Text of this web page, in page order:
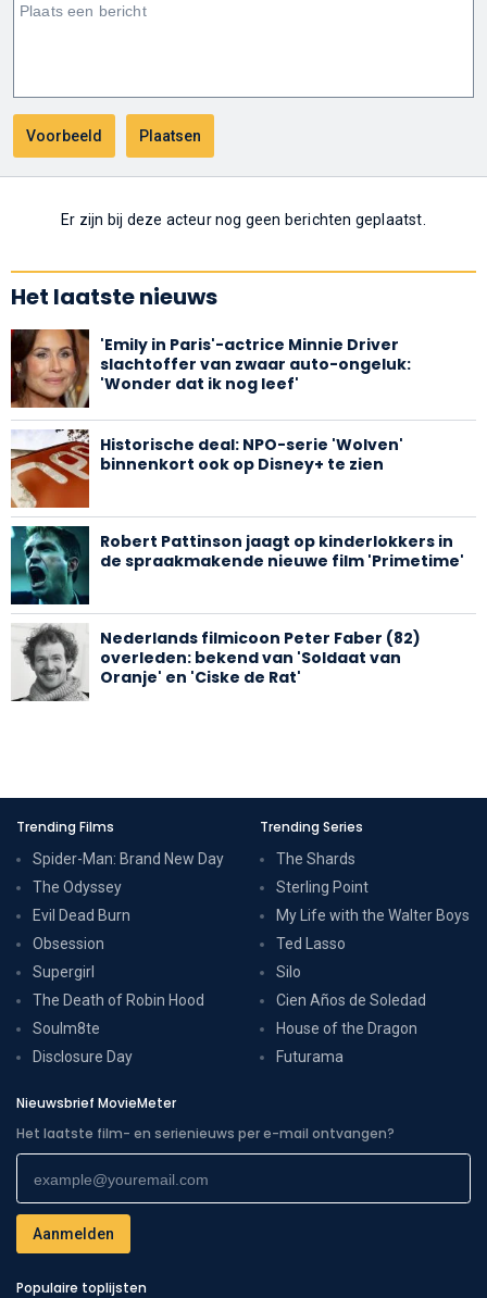
Er zijn bij deze acteur nog geen berichten geplaatst.
Het laatste nieuws
'Emily in Paris'-actrice Minnie Driver
slachtoffer van zwaar auto-ongeluk:
'Wonder dat ik nog leef'
Historische deal: NPO-serie 'Wolven'
binnenkort ook op Disney+ te zien
Robert Pattinson jaagt op kinderlokkers in
de spraakmakende nieuwe film 'Primetime'
Nederlands filmicoon Peter Faber (82)
overleden: bekend van 'Soldaat van
Oranje' en 'Ciske de Rat'
Trending Films
Spider-Man: Brand New Day
The Odyssey
Evil Dead Burn
Obsession
Supergirl
The Death of Robin Hood
Soulm8te
Disclosure Day
Trending Series
The Shards
Sterling Point
My Life with the Walter Boys
Ted Lasso
Silo
Cien Años de Soledad
House of the Dragon
Futurama
Nieuwsbrief MovieMeter
Het laatste film- en serienieuws per e-mail ontvangen?
Populaire toplijsten